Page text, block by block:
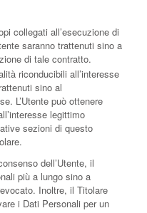
collegati all’esecuzione di
saranno trattenuti sino a
di tale contratto.
riconducibili all’interesse
sino al
L’Utente può ottenere
legittimo
sezioni di questo
dell’Utente, il
più a lungo sino a
Inoltre, il Titolare
i Dati Personali per un